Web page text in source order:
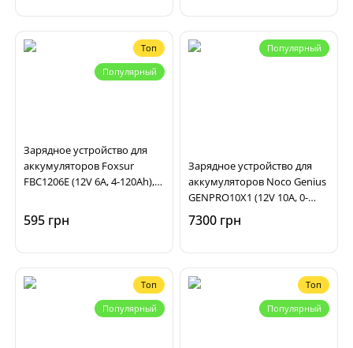
Топ
Популярный
Зарядное устройство для
аккумуляторов Foxsur
FBC1206E (12V 6A, 4-120Ah),
автоматическое
595 грн
Популярный
Зарядное устройство для
аккумуляторов Noco Genius
GENPRO10X1 (12V 10A, 0-
230Ah), импульсное,
автоматическое
7300 грн
Топ
Популярный
Топ
Популярный